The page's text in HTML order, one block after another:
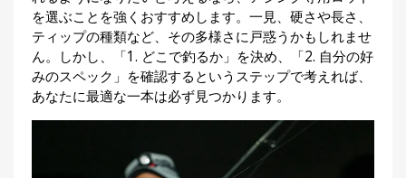
を選ぶことを強くおすすめします。一見、硬さや長さ、
ティップの種類など、その多様さに戸惑うかもしれませ
ん。しかし、「1. どこで釣るか」を決め、「2. 自分の好
みのスペック」を確認するというステップで考えれば、
あなたに最適な一本は必ず見つかります。
お
問
い
合